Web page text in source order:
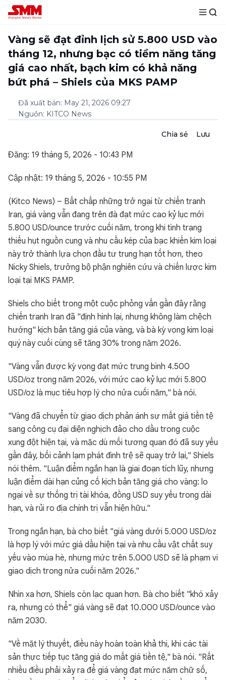
Vàng sẽ đạt đỉnh lịch sử 5.800 USD vào
tháng 12, nhưng bạc có tiềm năng tăng
giá cao nhất, bạch kim có khả năng
bứt phá – Shiels của MKS PAMP
Đã xuất bản: May 21, 2026 09:27
Nguồn: KITCO News
Chia sẻ Lưu
Đăng: 19 tháng 5, 2026 - 10:43 PM
Cập nhật: 19 tháng 5, 2026 - 10:55 PM
(Kitco News) – Bất chấp những trở ngại từ chiến tranh
Iran, giá vàng vẫn đang trên đà đạt mức cao kỷ lục mới
5.800 USD/ounce trước cuối năm, trong khi tình trạng
thiếu hụt nguồn cung và nhu cầu kép của bạc khiến kim loại
này trở thành lựa chọn đầu tư trung hạn tốt hơn, theo
Nicky Shiels, trưởng bộ phận nghiên cứu và chiến lược kim
loại tại MKS PAMP.
Shiels cho biết trong một cuộc phỏng vấn gần đây rằng
chiến tranh Iran đã "định hình lại, nhưng không làm chệch
hướng" kịch bản tăng giá của vàng, và bà kỳ vọng kim loại
quý này cuối cùng sẽ tăng 30% trong năm 2026.
"Vàng vẫn được kỳ vọng đạt mức trung bình 4.500
USD/oz trong năm 2026, với mức cao kỷ lục mới 5.800
USD/oz là mục tiêu hợp lý cho nửa cuối năm," bà nói.
"Vàng đã chuyển từ giao dịch phản ánh sự mất giá tiền tệ
sang công cụ đại diện nghịch đảo cho dầu trong cuộc
xung đột hiện tại, và mặc dù mối tương quan đó đã suy yếu
gần đây, bối cảnh lạm phát đình trệ sẽ quay trở lại," Shiels
nói thêm. "Luận điểm ngắn hạn là giai đoạn tích lũy, nhưng
luận điểm dài hạn củng cố kịch bản tăng giá cho vàng: lo
ngại về sự thống trị tài khóa, đồng USD suy yếu trong dài
hạn, và rủi ro địa chính trị vẫn hiện hữu."
Trong ngắn hạn, bà cho biết "giá vàng dưới 5.000 USD/oz
là hợp lý với mức giá dầu hiện tại và nhu cầu vật chất suy
yếu vào mùa hè, nhưng mức trên 5.000 USD sẽ là phạm vi
giao dịch trong nửa cuối năm 2026."
Nhìn xa hơn, Shiels còn lạc quan hơn. Bà cho biết "khó xảy
ra, nhưng có thể" giá vàng sẽ đạt 10.000 USD/ounce vào
năm 2030.
"Về mặt lý thuyết, điều này hoàn toàn khả thi, khi các tài
sản thực tiếp tục tăng giá do mất giá tiền tệ," bà nói. "Rất
nhiều điều phải xảy ra để giá vàng đạt mức năm chữ số,